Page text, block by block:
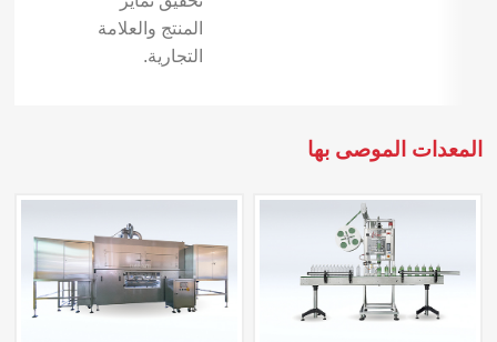
المنتج والعلامة
التجارية.
المعدات الموصى بها